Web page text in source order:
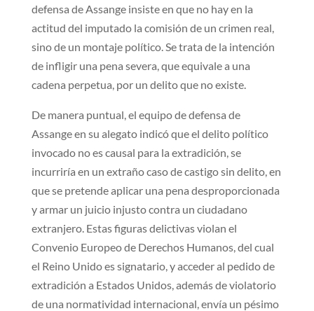
defensa de Assange insiste en que no hay en la
actitud del imputado la comisión de un crimen real,
sino de un montaje político. Se trata de la intención
de infligir una pena severa, que equivale a una
cadena perpetua, por un delito que no existe.
De manera puntual, el equipo de defensa de
Assange en su alegato indicó que el delito político
invocado no es causal para la extradición, se
incurriría en un extraño caso de castigo sin delito, en
que se pretende aplicar una pena desproporcionada
y armar un juicio injusto contra un ciudadano
extranjero. Estas figuras delictivas violan el
Convenio Europeo de Derechos Humanos, del cual
el Reino Unido es signatario, y acceder al pedido de
extradición a Estados Unidos, además de violatorio
de una normatividad internacional, envía un pésimo